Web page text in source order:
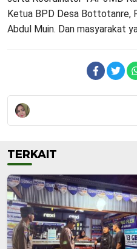
Ketua BPD Desa Bottotanre,
Abdul Muin. Dan masyarakat
TERKAIT